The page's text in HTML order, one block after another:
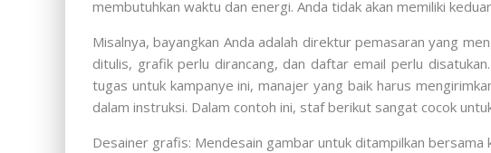
membutuhkan waktu dan energi. Anda tidak akan memiliki
Misalnya, bayangkan Anda adalah direktur pemasaran yang
ditulis, grafik perlu dirancang, dan daftar email perlu
tugas untuk kampanye ini, manajer yang baik harus
dalam instruksi. Dalam contoh ini, staf berikut sangat cocok
Desainer grafis: Mendesain gambar untuk ditampilkan bersama